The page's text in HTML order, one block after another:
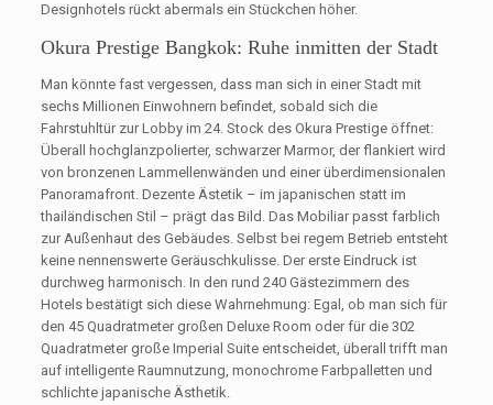
Designhotels rückt abermals ein Stückchen höher.
Okura Prestige Bangkok: Ruhe inmitten der Stadt
Man könnte fast vergessen, dass man sich in einer Stadt mit
sechs Millionen Einwohnern befindet, sobald sich die
Fahrstuhltür zur Lobby im 24. Stock des Okura Prestige öffnet:
Überall hochglanzpolierter, schwarzer Marmor, der flankiert wird
von bronzenen Lammellenwänden und einer überdimensionalen
Panoramafront. Dezente Ästetik – im japanischen statt im
thailändischen Stil – prägt das Bild. Das Mobiliar passt farblich
zur Außenhaut des Gebäudes. Selbst bei regem Betrieb entsteht
keine nennenswerte Geräuschkulisse. Der erste Eindruck ist
durchweg harmonisch. In den rund 240 Gästezimmern des
Hotels bestätigt sich diese Wahrnehmung: Egal, ob man sich für
den 45 Quadratmeter großen Deluxe Room oder für die 302
Quadratmeter große Imperial Suite entscheidet, überall trifft man
auf intelligente Raumnutzung, monochrome Farbpalletten und
schlichte japanische Ästhetik.